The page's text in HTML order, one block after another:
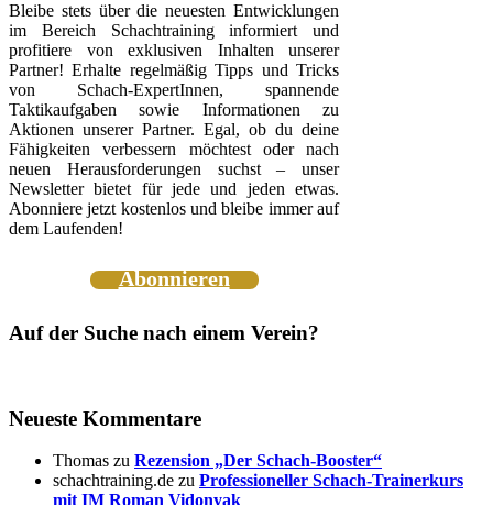
Bleibe stets über die neuesten Entwicklungen
im Bereich Schachtraining informiert und
profitiere von exklusiven Inhalten unserer
Partner! Erhalte regelmäßig Tipps und Tricks
von Schach-ExpertInnen, spannende
Taktikaufgaben sowie Informationen zu
Aktionen unserer Partner. Egal, ob du deine
Fähigkeiten verbessern möchtest oder nach
neuen Herausforderungen suchst – unser
Newsletter bietet für jede und jeden etwas.
Abonniere jetzt kostenlos und bleibe immer auf
dem Laufenden!
Abonnieren
Auf der Suche nach einem Verein?
Neueste Kommentare
Thomas zu Rezension „Der Schach-Booster“
schachtraining.de zu Professioneller Schach-Trainerkurs
mit IM Roman Vidonyak